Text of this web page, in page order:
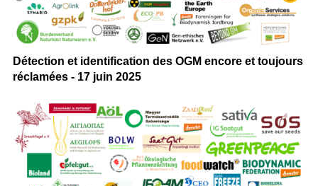
Détection et identification des OGM encore et toujours
réclamées - 17 juin 2025